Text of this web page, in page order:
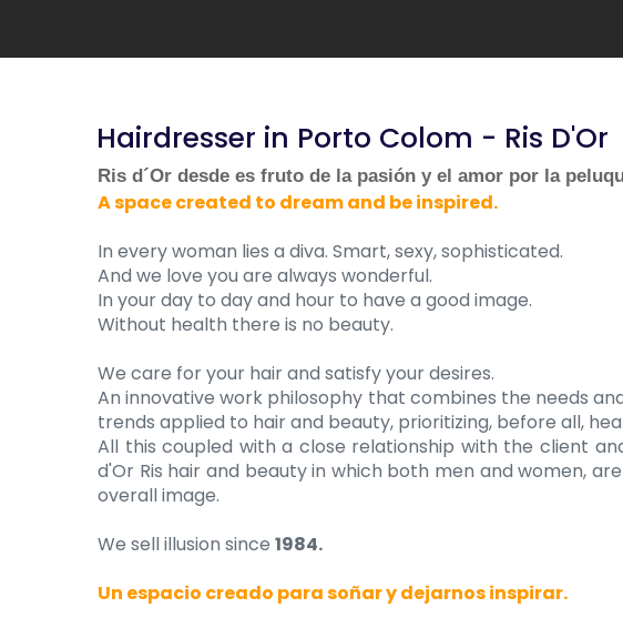
Hairdresser in Porto Colom - Ris D'Or
Ris d´Or desde es fruto de la pasión y el amor por la
A space created to dream and be inspired.
In every woman lies a diva. Smart, sexy, sophisticated.
And we love you are always wonderful.
In your day to day and hour to have a good image.
Without health there is no beauty.
We care for your hair and satisfy your desires.
An innovative work philosophy that combines the needs
trends applied to hair and beauty, prioritizing, before all,
All this coupled with a close relationship with the client
d'Or Ris hair and beauty in which both men and women,
overall image.
We sell illusion since 1984.
Un espacio creado para soñar y dejarnos inspirar.